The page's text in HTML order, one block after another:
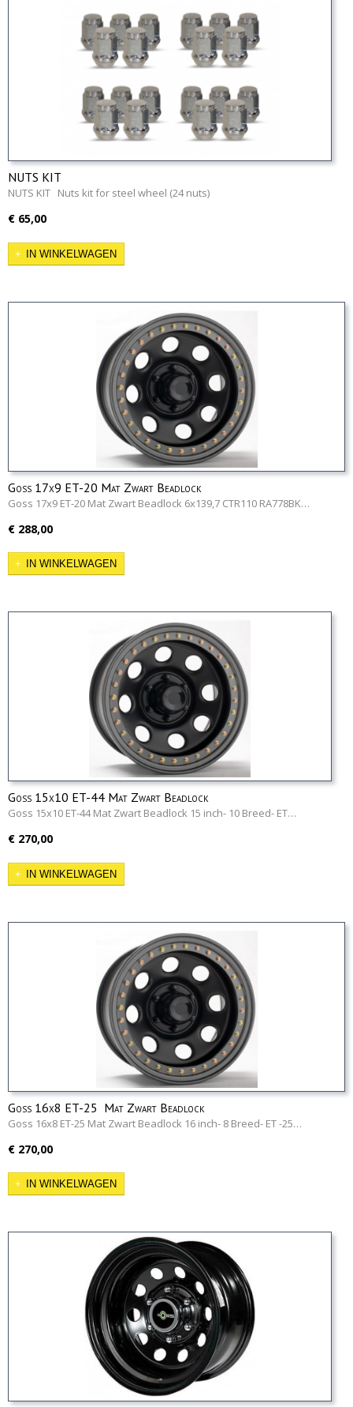
NUTS KIT
NUTS KIT Nuts kit for steel wheel (24 nuts)
€ 65,00
IN WINKELWAGEN
Goss 17x9 ET-20 Mat Zwart Beadlock
Goss 17x9 ET-20 Mat Zwart Beadlock 6x139,7 CTR110 RA778BK…
€ 288,00
IN WINKELWAGEN
Goss 15x10 ET-44 Mat Zwart Beadlock
Goss 15x10 ET-44 Mat Zwart Beadlock 15 inch- 10 Breed- ET…
€ 270,00
IN WINKELWAGEN
Goss 16x8 ET-25 Mat Zwart Beadlock
Goss 16x8 ET-25 Mat Zwart Beadlock 16 inch- 8 Breed- ET -25…
€ 270,00
IN WINKELWAGEN